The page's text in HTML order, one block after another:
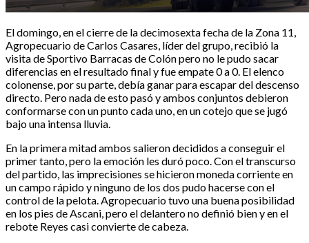
El domingo, en el cierre de la decimosexta fecha de la Zona 11,
Agropecuario de Carlos Casares, líder del grupo, recibió la
visita de Sportivo Barracas de Colón pero no le pudo sacar
diferencias en el resultado final y fue empate 0 a 0. El elenco
colonense, por su parte, debía ganar para escapar del descenso
directo. Pero nada de esto pasó y ambos conjuntos debieron
conformarse con un punto cada uno, en un cotejo que se jugó
bajo una intensa lluvia.
En la primera mitad ambos salieron decididos a conseguir el
primer tanto, pero la emoción les duró poco. Con el transcurso
del partido, las imprecisiones se hicieron moneda corriente en
un campo rápido y ninguno de los dos pudo hacerse con el
control de la pelota. Agropecuario tuvo una buena posibilidad
en los pies de Ascani, pero el delantero no definió bien y en el
rebote Reyes casi convierte de cabeza.